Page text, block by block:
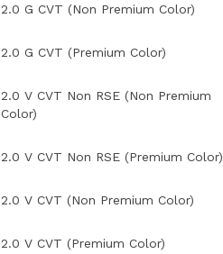
2.0 G CVT (Non Premium Color)
2.0 G CVT (Premium Color)
2.0 V CVT Non RSE (Non Premium
Color)
2.0 V CVT Non RSE (Premium Color)
2.0 V CVT (Non Premium Color)
2.0 V CVT (Premium Color)